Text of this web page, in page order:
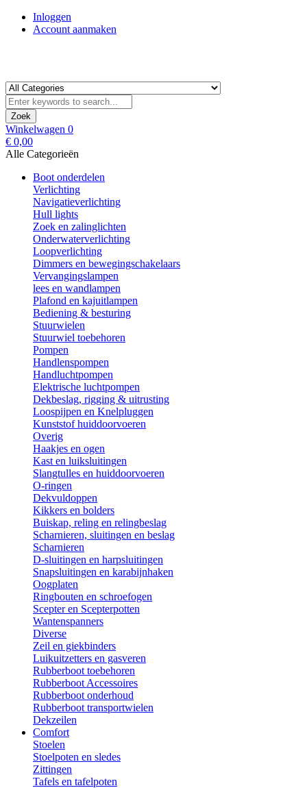
Inloggen
Account aanmaken
Zoek
Winkelwagen 0
€ 0,00
Alle Categorieën
Boot onderdelen
Verlichting
Navigatieverlichting
Hull lights
Zoek en zalinglichten
Onderwaterverlichting
Loopverlichting
Dimmers en bewegingschakelaars
Vervangingslampen
lees en wandlampen
Plafond en kajuitlampen
Bediening & besturing
Stuurwielen
Stuurwiel toebehoren
Pompen
Handlenspompen
Handluchtpompen
Elektrische luchtpompen
Dekbeslag, rigging & uitrusting
Loospijpen en Knelpluggen
Kunststof huiddoorvoeren
Overig
Haakjes en ogen
Kast en luiksluitingen
Slangtulles en huiddoorvoeren
O-ringen
Dekvuldoppen
Kikkers en bolders
Buiskap, reling en relingbeslag
Scharnieren, sluitingen en beslag
Scharnieren
D-sluitingen en harpsluitingen
Snapsluitingen en karabijnhaken
Oogplaten
Ringbouten en schroefogen
Scepter en Scepterpotten
Wantenspanners
Diverse
Zeil en giekbinders
Luikuitzetters en gasveren
Rubberboot toebehoren
Rubberboot Accessoires
Rubberboot onderhoud
Rubberboot transportwielen
Dekzeilen
Comfort
Stoelen
Stoelpoten en sledes
Zittingen
Tafels en tafelpoten